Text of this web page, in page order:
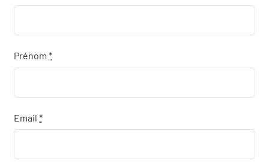
Prénom*
Email*